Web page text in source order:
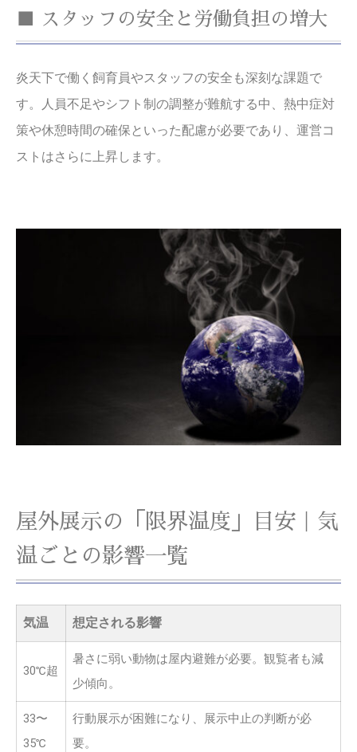
■ スタッフの安全と労働負担の増大
炎天下で働く飼育員やスタッフの安全も深刻な課題で
す。人員不足やシフト制の調整が難航する中、熱中症対
策や休憩時間の確保といった配慮が必要であり、運営コ
ストはさらに上昇します。
屋外展示の「限界温度」目安｜気
温ごとの影響一覧
気温 想定される影響
30℃超
暑さに弱い動物は屋内避難が必要。観覧者も減
少傾向。
33〜
35℃
行動展示が困難になり、展示中止の判断が必
要。